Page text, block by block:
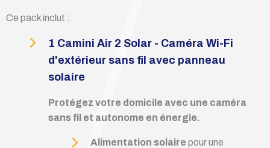
Ce pack inclut :
1 Camini Air 2 Solar - Caméra Wi-Fi
d'extérieur sans fil avec panneau
solaire
Protégez votre domicile avec une caméra
sans fil et autonome en énergie.
Alimentation solaire pour une